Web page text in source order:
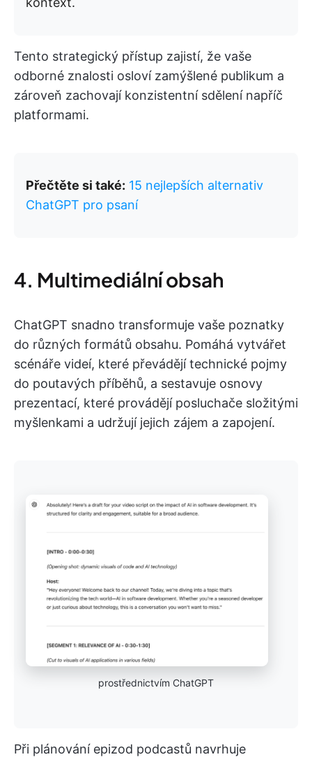
Tento strategický přístup zajistí, že vaše
odborné znalosti osloví zamýšlené publikum a
zároveň zachovají konzistentní sdělení napříč
platformami.
Přečtěte si také: 15 nejlepších alternativ
ChatGPT pro psaní
4. Multimediální obsah
ChatGPT snadno transformuje vaše poznatky
do různých formátů obsahu. Pomáhá vytvářet
scénáře videí, které převádějí technické pojmy
do poutavých příběhů, a sestavuje osnovy
prezentací, které provádějí posluchače složitými
myšlenkami a udržují jejich zájem a zapojení.
prostřednictvím ChatGPT
Při plánování epizod podcastů navrhuje